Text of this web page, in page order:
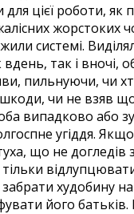
цієї роботи, як
жорстоких
системі.
так і вночі,
пильнуючи, чи
чи не взяв
випадково або
угіддя.
що не
тільки
худобину
його батьків.